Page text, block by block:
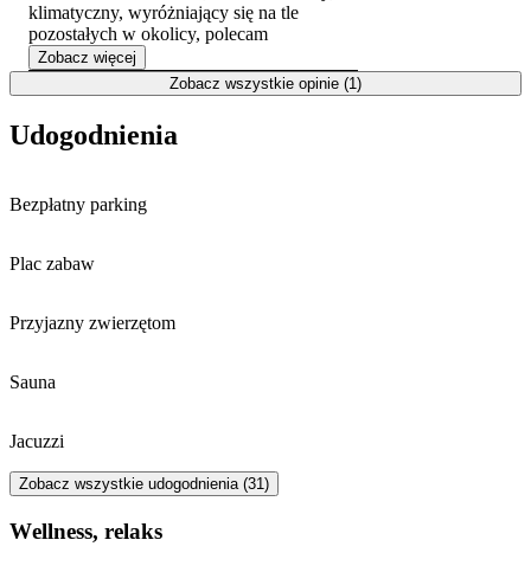
odległości od obiektu.
klimatyczny, wyróżniający się na tle
pozostałych w okolicy, polecam
Zobacz więcej
Zobacz wszystkie opinie (1)
Udogodnienia
Bezpłatny parking
Plac zabaw
Przyjazny zwierzętom
Sauna
Jacuzzi
Zobacz wszystkie udogodnienia (31)
Wellness, relaks